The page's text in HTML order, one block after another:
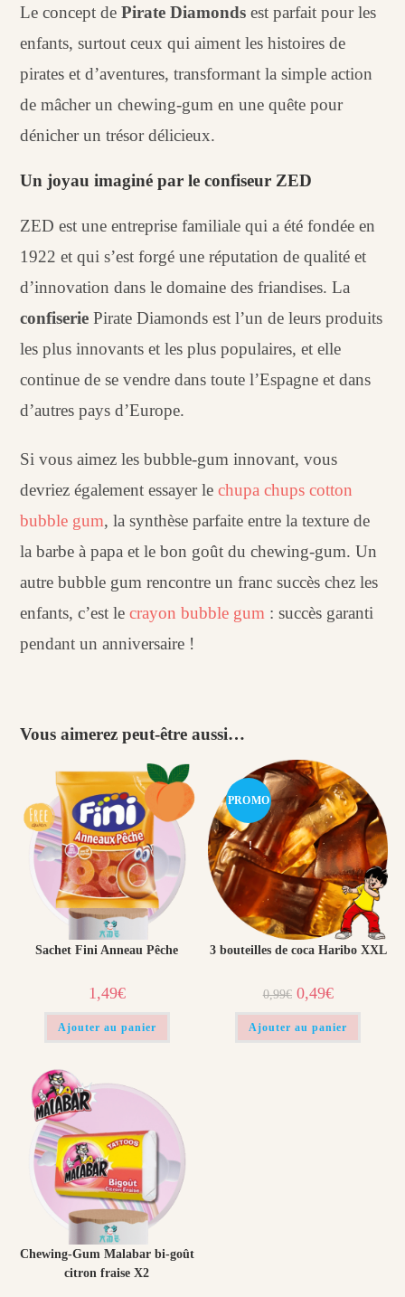
Le concept dePirate Diamonds est parfait pour les
enfants, surtout ceux qui aiment les histoires de
pirates et d’aventures, transformant la simple action
de mâcher un chewing-gum en une quête pour
dénicher un trésor délicieux.
Un joyau imaginé par le confiseur ZED
ZED est une entreprise familiale qui a été fondée en
1922 et qui s’est forgé une réputation de qualité et
d’innovation dans le domaine des friandises. La
confiseriePirate Diamonds est l’un de leurs produits
les plus innovants et les plus populaires, et elle
continue de se vendre dans toute l’Espagne et dans
d’autres pays d’Europe.
Si vous aimez les bubble-gum innovant, vous
devriez également essayer lechupa chups cotton
bubble gum, la synthèse parfaite entre la texture de
la barbe à papa et le bon goût du chewing-gum. Un
autre bubble gum rencontre un franc succès chez les
enfants, c’est lecrayon bubble gum : succès garanti
pendant un anniversaire !
Vous aimerez peut-être aussi…
Sachet Fini Anneau Pêche
1,49€
Ajouter au panier
PROMO
!
3 bouteilles de coca Haribo XXL
0,99€ Le
prix
initial
était :
0,49€Le
prix
actuel
est :
Ajouter au panier
Chewing-Gum Malabar bi-goût
citron fraise X2